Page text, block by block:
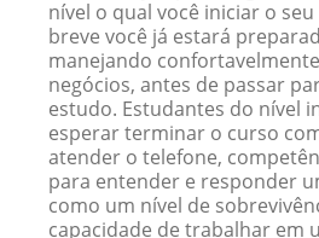
nível o qual você iniciar o
breve você já estará
manejando
negócios, antes de passar
estudo. Estudantes do nível
esperar terminar o curso
atender o telefone,
para entender e responder
como um nível de
capacidade de trabalhar em